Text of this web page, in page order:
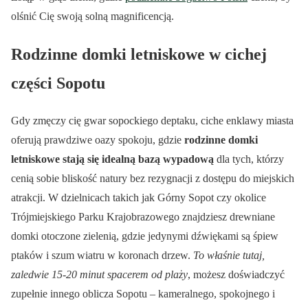
olśnić Cię swoją solną magnificencją.
Rodzinne domki letniskowe w cichej
części Sopotu
Gdy zmęczy cię gwar sopockiego deptaku, ciche enklawy miasta
oferują prawdziwe oazy spokoju, gdzie rodzinne domki
letniskowe stają się idealną bazą wypadową dla tych, którzy
cenią sobie bliskość natury bez rezygnacji z dostępu do miejskich
atrakcji. W dzielnicach takich jak Górny Sopot czy okolice
Trójmiejskiego Parku Krajobrazowego znajdziesz drewniane
domki otoczone zielenią, gdzie jedynymi dźwiękami są śpiew
ptaków i szum wiatru w koronach drzew. To właśnie tutaj,
zaledwie 15-20 minut spacerem od plaży, możesz doświadczyć
zupełnie innego oblicza Sopotu – kameralnego, spokojnego i